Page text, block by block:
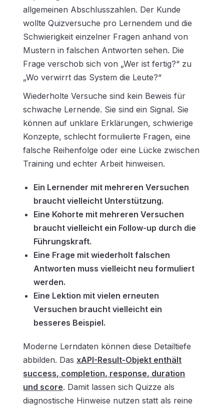
allgemeinen Abschlusszahlen. Der Kunde
wollte Quizversuche pro Lernendem und die
Schwierigkeit einzelner Fragen anhand von
Mustern in falschen Antworten sehen. Die
Frage verschob sich von „Wer ist fertig?“ zu
„Wo verwirrt das System die Leute?“
Wiederholte Versuche sind kein Beweis für
schwache Lernende. Sie sind ein Signal. Sie
können auf unklare Erklärungen, schwierige
Konzepte, schlecht formulierte Fragen, eine
falsche Reihenfolge oder eine Lücke zwischen
Training und echter Arbeit hinweisen.
Ein Lernender mit mehreren Versuchen
braucht vielleicht Unterstützung.
Eine Kohorte mit mehreren Versuchen
braucht vielleicht ein Follow-up durch die
Führungskraft.
Eine Frage mit wiederholt falschen
Antworten muss vielleicht neu formuliert
werden.
Eine Lektion mit vielen erneuten
Versuchen braucht vielleicht ein
besseres Beispiel.
Moderne Lerndaten können diese Detailtiefe
abbilden. Das xAPI-Result-Objekt enthält
success, completion, response, duration
und score. Damit lassen sich Quizze als
diagnostische Hinweise nutzen statt als reine